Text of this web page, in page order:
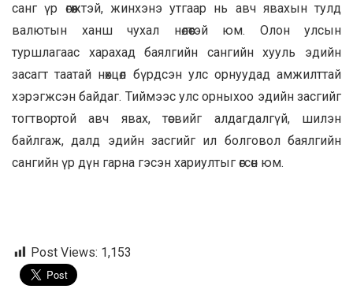
санг үр өгөөжтэй, жинхэнэ утгаар нь авч явахын тулд
валютын ханш чухал нөлөөтэй юм. Олон улсын
туршлагаас харахад баялгийн сангийн хууль эдийн
засагт таатай нөхцөл бүрдсэн улс орнуудад амжилттай
хэрэгжсэн байдаг. Тиймээс улс орныхоо эдийн засгийг
тогтвортой авч явах, төсвийг алдагдалгүй, шилэн
байлгаж, далд эдийн засгийг ил болговол баялгийн
сангийн үр дүн гарна гэсэн хариултыг өгсөн юм.
Post Views: 1,153